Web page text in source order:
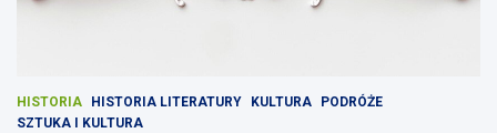
HISTORIA HISTORIA LITERATURY KULTURA
PODRÓŻE
SZTUKA I KULTURA